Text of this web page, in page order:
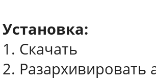
Установка:
1. Скачать
2. Разархивировать